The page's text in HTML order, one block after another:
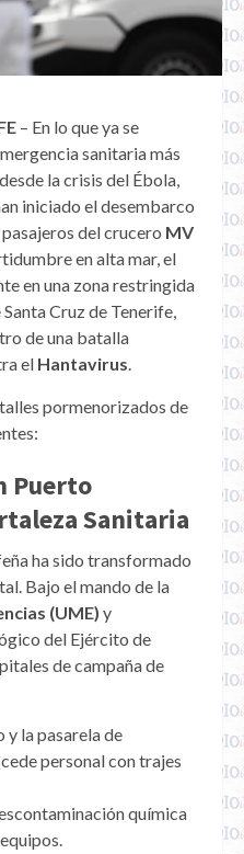
– En lo que ya se
sanitaria más
la crisis del Ébola,
iniciado el desembarco
del crucero MV
en alta mar, el
en una zona restringida
Cruz de Tenerife,
de una batalla
el Hantavirus.
pormenorizados de
Puerto
Sanitaria
ha sido transformado
Bajo el mando de la
(UME) y
del Ejército de
de campaña de
y la pasarela de
personal con trajes
química